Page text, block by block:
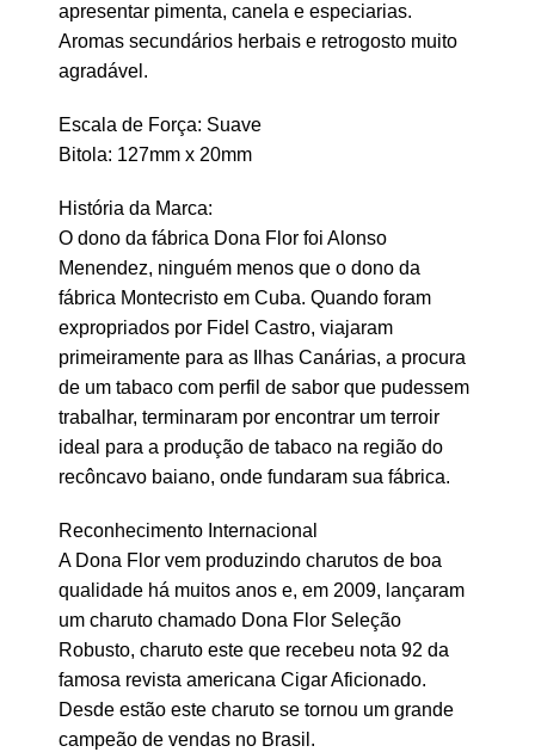
apresentar pimenta, canela e especiarias.
Aromas secundários herbais e retrogosto muito
agradável.
Escala de Força: Suave
Bitola: 127mm x 20mm
História da Marca:
O dono da fábrica Dona Flor foi Alonso
Menendez, ninguém menos que o dono da
fábrica Montecristo em Cuba. Quando foram
expropriados por Fidel Castro, viajaram
primeiramente para as Ilhas Canárias, a procura
de um tabaco com perfil de sabor que pudessem
trabalhar, terminaram por encontrar um terroir
ideal para a produção de tabaco na região do
recôncavo baiano, onde fundaram sua fábrica.
Reconhecimento Internacional
A Dona Flor vem produzindo charutos de boa
qualidade há muitos anos e, em 2009, lançaram
um charuto chamado Dona Flor Seleção
Robusto, charuto este que recebeu nota 92 da
famosa revista americana Cigar Aficionado.
Desde estão este charuto se tornou um grande
campeão de vendas no Brasil.